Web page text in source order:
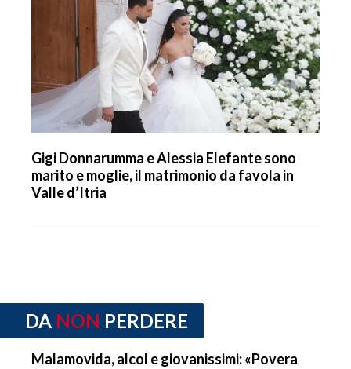
Gigi Donnarumma e Alessia Elefante sono
marito e moglie, il matrimonio da favola in
Valle d’Itria
DA NON PERDERE
Malamovida, alcol e giovanissimi: «Povera